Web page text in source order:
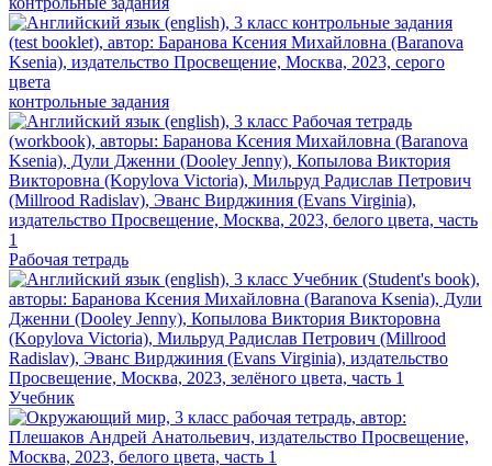
контрольные задания
Рабочая тетрадь
Учебник